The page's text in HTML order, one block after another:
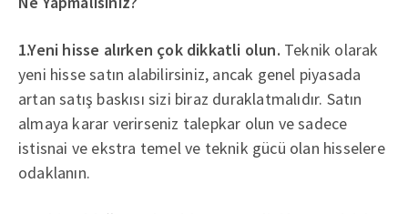
1.Yeni hisse alırken çok dikkatli olun. Teknik olarak
yeni hisse satın alabilirsiniz, ancak genel piyasada
artan satış baskısı sizi biraz duraklatmalıdır. Satın
almaya karar verirseniz talepkar olun ve sadece
istisnai ve ekstra temel ve teknik gücü olan hisselere
odaklanın.